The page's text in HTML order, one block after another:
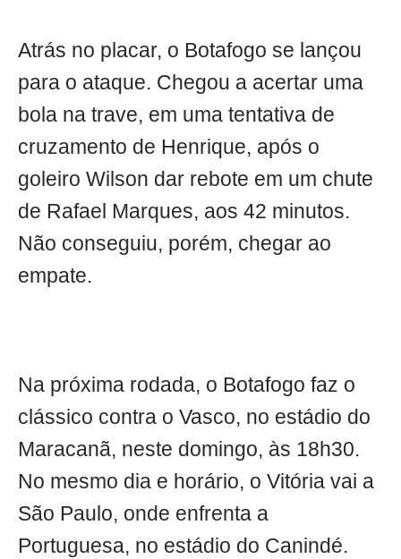
Atrás no placar, o Botafogo se lançou
para o ataque. Chegou a acertar uma
bola na trave, em uma tentativa de
cruzamento de Henrique, após o
goleiro Wilson dar rebote em um chute
de Rafael Marques, aos 42 minutos.
Não conseguiu, porém, chegar ao
empate.
Na próxima rodada, o Botafogo faz o
clássico contra o Vasco, no estádio do
Maracanã, neste domingo, às 18h30.
No mesmo dia e horário, o Vitória vai a
São Paulo, onde enfrenta a
Portuguesa, no estádio do Canindé.